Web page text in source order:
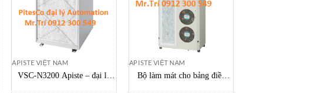
APISTE VIỆT NAM
VSC-N3200 Apiste – đại lý
APISTE VIỆT NAM
Bộ làm mát cho bảng điều